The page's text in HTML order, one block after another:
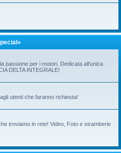
passione per i motori. Dedicata all'unica
DELTA INTEGRALE!
utenti che faranno richiesta!
troviamo in rete! Video, Foto e stramberie